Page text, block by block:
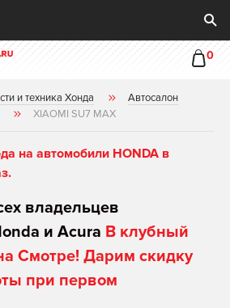
0
и техника Хонда
Автосалон
XIAOMI SU7 MAX
на автомобили HONDA в
владельцев
и Acura В клубный
Смотре! Дарим скидку
при первом